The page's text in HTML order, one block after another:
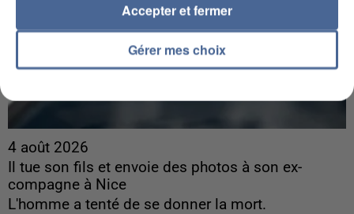
4 août 2026
Il tue son fils et envoie des photos à son ex-
compagne à Nice
L'homme a tenté de se donner la mort.
Gérer mes choix
Accepter et fermer